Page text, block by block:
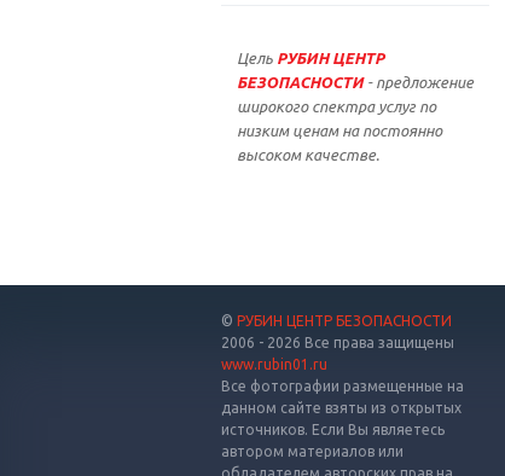
Цель РУБИН ЦЕНТР
БЕЗОПАСНОСТИ - предложение
широкого спектра услуг по
низким ценам на постоянно
высоком качестве.
© РУБИН ЦЕНТР БЕЗОПАСНОСТИ
2006 - 2026 Все права защищены
www.rubin01.ru
Все фотографии размещенные на
данном сайте взяты из открытых
источников. Если Вы являетесь
автором материалов или